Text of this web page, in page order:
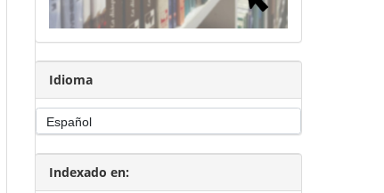
Idioma
Indexado en: